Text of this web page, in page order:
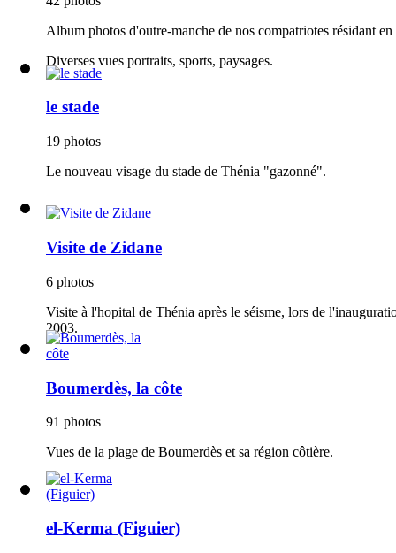
Album photos d'outre-manche de nos compatriotes résidant
Diverses vues portraits, sports, paysages.
le stade
19 photos
Le nouveau visage du stade de Thénia "gazonné".
Visite de Zidane
6 photos
Visite à l'hopital de Thénia après le séisme, lors de
2003.
Boumerdès, la côte
91 photos
Vues de la plage de Boumerdès et sa région côtière.
el-Kerma (Figuier)